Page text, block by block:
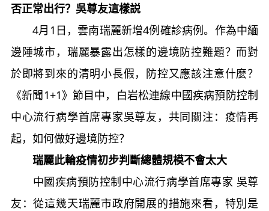
否正常出行？吳尊友這樣説
4月1日，雲南瑞麗新增4例確診病例。作為中緬
邊陲城市，瑞麗暴露出怎樣的邊境防控難題？而對
於即將到來的清明小長假，防控又應該注意什麼？
《新聞1+1》節目中，白岩松連線中國疾病預防控制
中心流行病學首席專家吳尊友，共同關注：疫情再
起，如何做好邊境防控？
瑞麗此輪疫情初步判斷總體規模不會太大
中國疾病預防控制中心流行病學首席專家 吳尊
友：從這幾天瑞麗市政府開展的措施來看，特別是